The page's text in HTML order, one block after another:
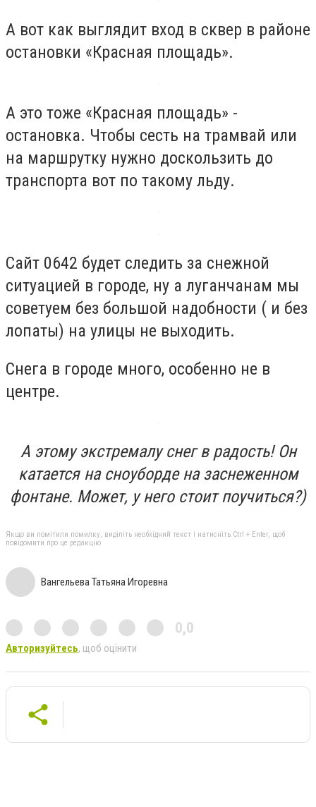
А вот как выглядит вход в сквер в районе
остановки «Красная площадь».
А это тоже «Красная площадь» -
остановка. Чтобы сесть на трамвай или
на маршрутку нужно доскользить до
транспорта вот по такому льду.
Сайт 0642 будет следить за снежной
ситуацией в городе, ну а луганчанам мы
советуем без большой надобности ( и без
лопаты) на улицы не выходить.
Снега в городе много, особенно не в
центре.
А этому экстремалу снег в радость! Он
катается на сноуборде на заснеженном
фонтане. Может, у него стоит поучиться?)
Якщо ви помітили помилку, виділіть необхідний текст і натисніть Ctrl + Enter, щоб
повідомити про це редакцію
Вангельева Татьяна Игоревна
0,0
Авторизуйтесь, щоб оцінити